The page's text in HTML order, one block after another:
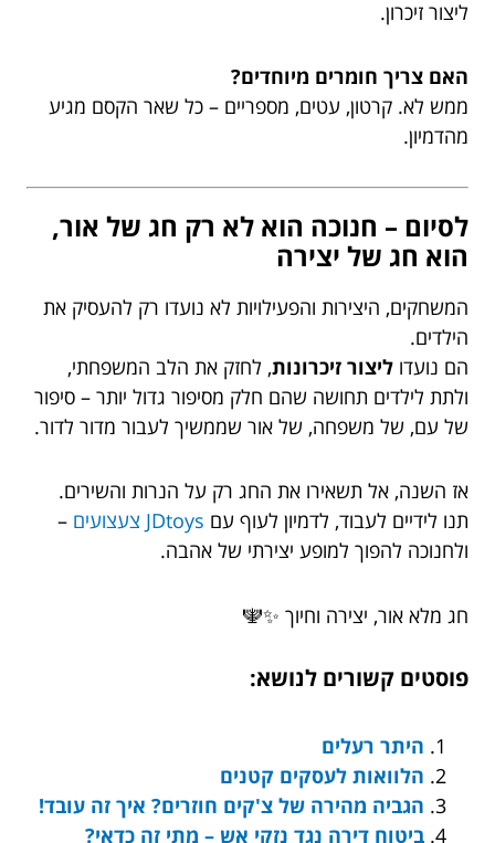
ליצור זיכרון.
האם צריך חומרים מיוחדים?
ממש לא. קרטון, עטים, מספריים – כל שאר הקסם מגיע
מהדמיון.
לסיום – חנוכה הוא לא רק חג של אור,
הוא חג של יצירה
המשחקים, היצירות והפעילויות לא נועדו רק להעסיק את
הילדים.
הם נועדו ליצור זיכרונות, לחזק את הלב המשפחתי,
ולתת לילדים תחושה שהם חלק מסיפור גדול יותר – סיפור
של עם, של משפחה, של אור שממשיך לעבור מדור לדור.
אז השנה, אל תשאירו את החג רק על הנרות והשירים.
תנו לידיים לעבוד, לדמיון לעוף עם JDtoys צעצועים
–
ולחנוכה להפוך למופע יצירתי של אהבה.
חג מלא אור, יצירה וחיוך ✨🕎
פוסטים קשורים לנושא:
היתר רעלים
הלוואות לעסקים קטנים
הגביה מהירה של צ'קים חוזרים? איך זה עובד!
ביטוח דירה נגד נזקי אש – מתי זה כדאי?